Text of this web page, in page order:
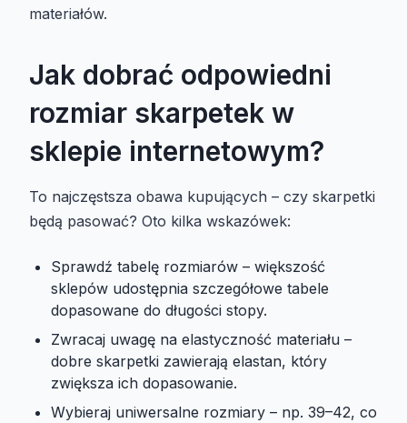
materiałów.
Jak dobrać odpowiedni
rozmiar skarpetek w
sklepie internetowym?
To najczęstsza obawa kupujących – czy skarpetki
będą pasować? Oto kilka wskazówek:
Sprawdź tabelę rozmiarów – większość
sklepów udostępnia szczegółowe tabele
dopasowane do długości stopy.
Zwracaj uwagę na elastyczność materiału –
dobre skarpetki zawierają elastan, który
zwiększa ich dopasowanie.
Wybieraj uniwersalne rozmiary – np. 39–42, co